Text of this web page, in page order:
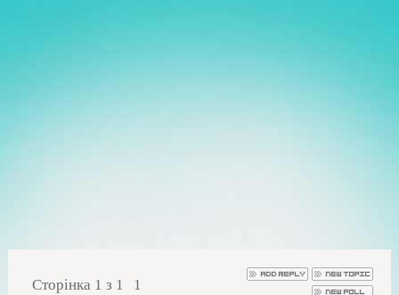
Сторінка 1 з 1 1